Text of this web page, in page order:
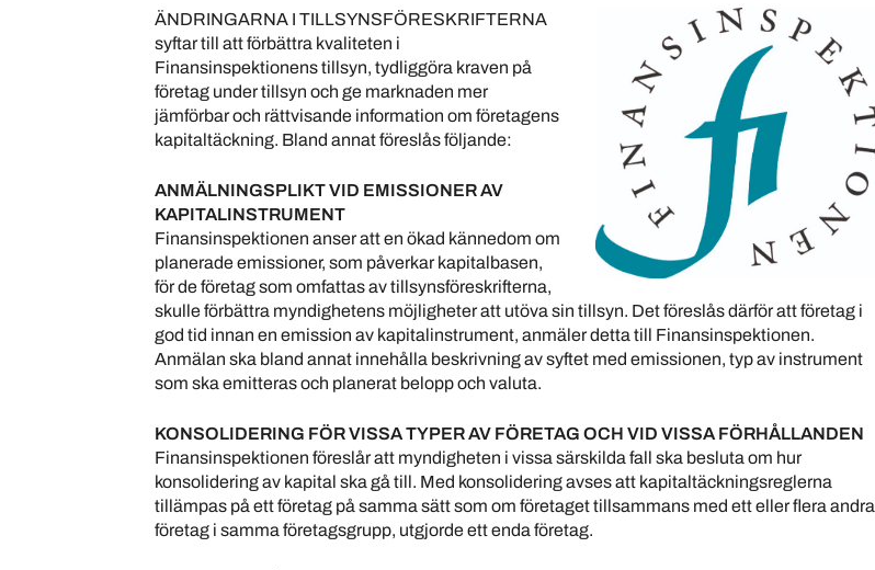
ÄNDRINGARNA I TILLSYNSFÖRESKRIFTERNA
syftar till att förbättra kvaliteten i
Finansinspektionens tillsyn, tydliggöra kraven på
företag under tillsyn och ge marknaden mer
jämförbar och rättvisande information om företagens
kapitaltäckning. Bland annat föreslås följande:
ANMÄLNINGSPLIKT VID EMISSIONER AV
KAPITALINSTRUMENT
Finansinspektionen anser att en ökad kännedom om
planerade emissioner, som påverkar kapitalbasen,
för de företag som omfattas av tillsynsföreskrifterna,
skulle förbättra myndighetens möjligheter att utöva sin tillsyn. Det föreslås därför att företag i
god tid innan en emission av kapitalinstrument, anmäler detta till Finansinspektionen.
Anmälan ska bland annat innehålla beskrivning av syftet med emissionen, typ av instrument
som ska emitteras och planerat belopp och valuta.
KONSOLIDERING FÖR VISSA TYPER AV FÖRETAG OCH VID VISSA FÖRHÅLLANDEN
Finansinspektionen föreslår att myndigheten i vissa särskilda fall ska besluta om hur
konsolidering av kapital ska gå till. Med konsolidering avses att kapitaltäckningsreglerna
tillämpas på ett företag på samma sätt som om företaget tillsammans med ett eller flera andra
företag i samma företagsgrupp, utgjorde ett enda företag.